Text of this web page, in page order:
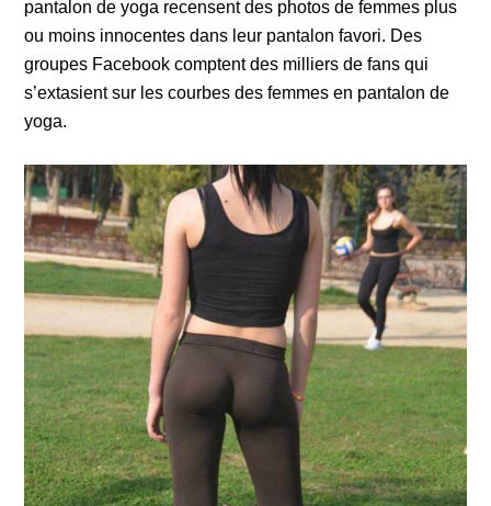
pantalon de yoga recensent des photos de femmes plus
ou moins innocentes dans leur pantalon favori. Des
groupes Facebook comptent des milliers de fans qui
s’extasient sur les courbes des femmes en pantalon de
yoga.